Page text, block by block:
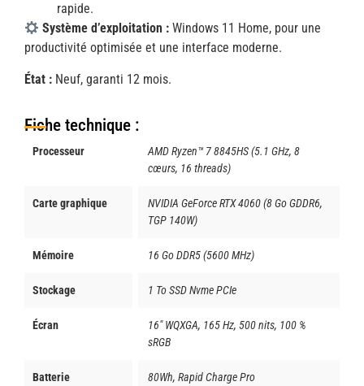
rapide.
Système d’exploitation : Windows 11 Home, pour une
productivité optimisée et une interface moderne.
État : Neuf, garanti 12 mois.
Fiche technique :
Processeur
AMD Ryzen™ 7 8845HS (5.1 GHz, 8
cœurs, 16 threads)
Carte graphique
NVIDIA GeForce RTX 4060 (8 Go GDDR6,
TGP 140W)
Mémoire 16 Go DDR5 (5600 MHz)
Stockage 1 To SSD Nvme PCIe
Écran
16" WQXGA, 165 Hz, 500 nits, 100 %
sRGB
Batterie 80Wh, Rapid Charge Pro